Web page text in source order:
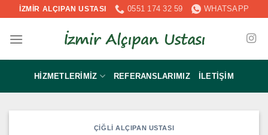
İçeriğeİZMİR ALÇIPAN USTASI 0551 174 32 59 WHATSAPP
HIZMETLERIMIZ REFERANSLARIMIZ İLETIŞIM
ÇIĞLI ALÇIPAN USTASI